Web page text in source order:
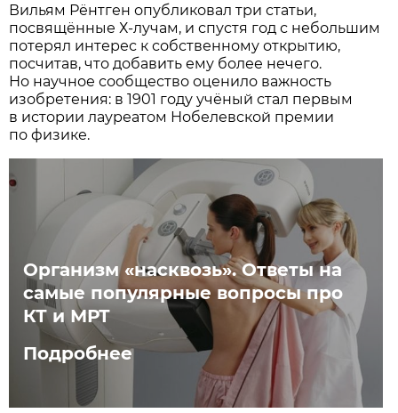
Вильям Рёнтген опубликовал три статьи,
посвящённые Х-лучам, и спустя год с небольшим
потерял интерес к собственному открытию,
посчитав, что добавить ему более нечего.
Но научное сообщество оценило важность
изобретения: в 1901 году учёный стал первым
в истории лауреатом Нобелевской премии
по физике.
Организм «насквозь». Ответы на
самые популярные вопросы про
КТ и МРТ
Подробнее